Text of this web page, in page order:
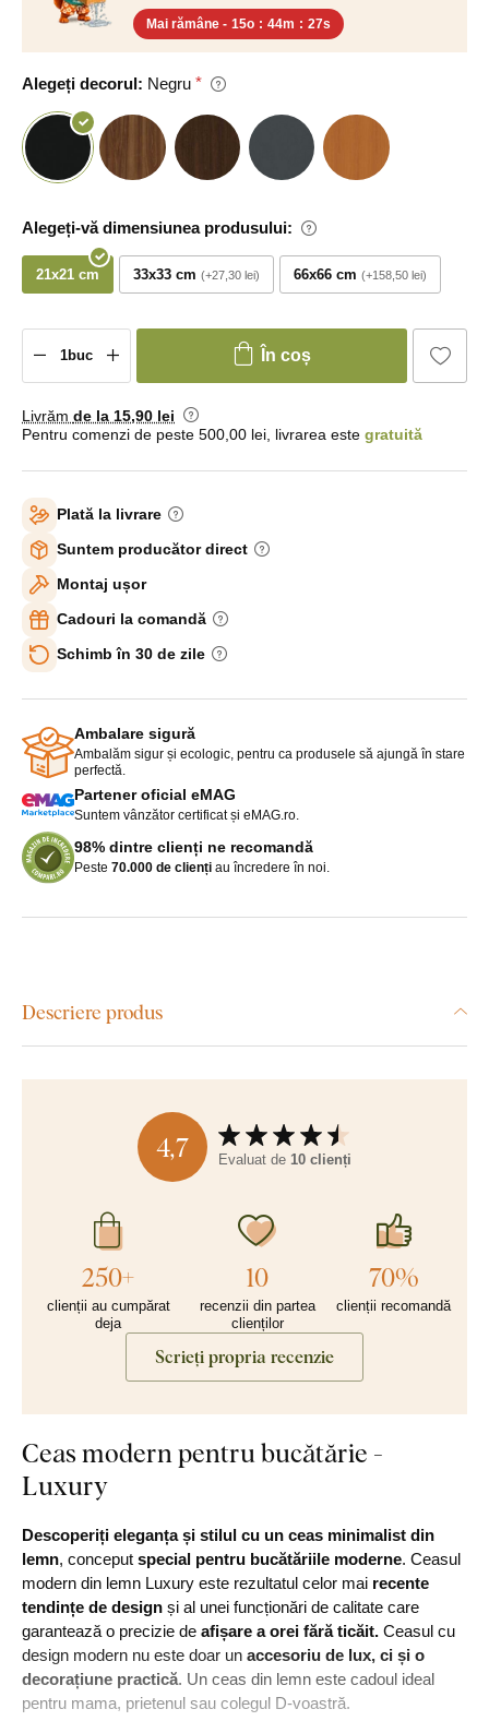
Mai rămâne - 15o : 44m : 26s
Alegeți decorul: Negru
Alegeți-vă dimensiunea produsului:
21x21 cm 33x33 cm +27,30 lei 66x66 cm +158,50 lei
În coș
Livrăm de la 15,90 lei
Pentru comenzi de peste 500,00 lei, livrarea este gratuită
Plată la livrare
Suntem producător direct
Montaj ușor
Cadouri la comandă
Schimb în 30 de zile
Ambalare sigură
Ambalăm sigur și ecologic, pentru ca produsele să ajungă în stare
perfectă.
Partener oficial eMAG
Suntem vânzător certificat și eMAG.ro.
98% dintre clienți ne recomandă
Peste 70.000 de clienți au încredere în noi.
Descriere produs
4,7 Evaluat de 10 clienți
250+
clienții au cumpărat
deja
10
recenzii din partea
clienților
70%
clienții recomandă
Scrieți propria recenzie
Ceas modern pentru bucătărie -
Luxury
Descoperiți eleganța și stilul cu un ceas minimalist din
lemn, conceput special pentru bucătăriile moderne. Ceasul
modern din lemn Luxury este rezultatul celor mai recente
tendințe de design și al unei funcționări de calitate care
garantează o precizie de afișare a orei fără ticăit. Ceasul cu
design modern nu este doar un accesoriu de lux, ci și o
decorațiune practică. Un ceas din lemn este cadoul ideal
pentru mama, prietenul sau colegul D-voastră.